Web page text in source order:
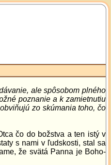
ale spôsobom plného
poznanie a k zamietnutiu
zo skúmania toho, čo
čo do božstva a ten istý v
s nami v ľudskosti, stal sa
že svätá Panna je Boho-